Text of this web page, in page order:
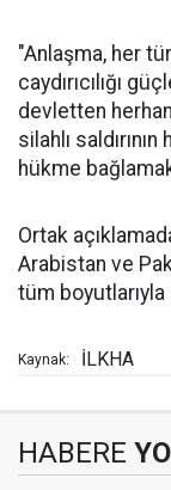
"Anlaşma, her
caydırıcılığı
devletten
silahlı saldırının
hükme
Ortak
Arabistan ve
tüm
Kaynak: İLKHA
HABERE